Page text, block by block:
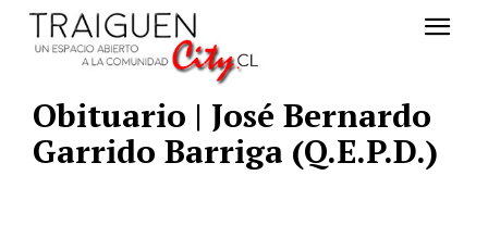
Obituario | José Bernardo
Garrido Barriga (Q.E.P.D.)